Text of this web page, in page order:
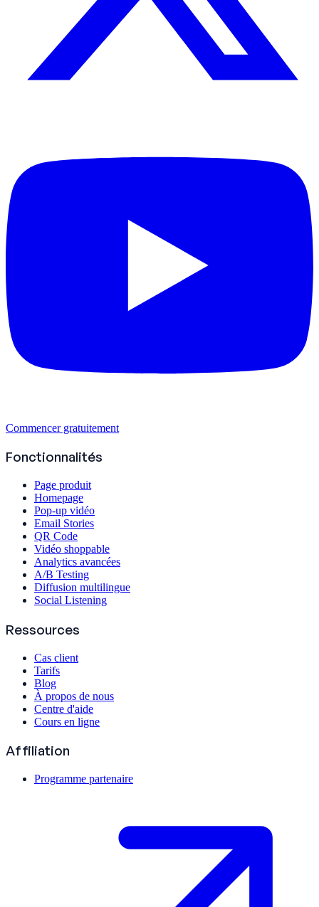
Commencer gratuitement
Fonctionnalités
Page produit
Homepage
Pop-up vidéo
Email Stories
QR Code
Vidéo shoppable
Analytics avancées
A/B Testing
Diffusion multilingue
Social Listening
Ressources
Cas client
Tarifs
Blog
À propos de nous
Centre d'aide
Cours en ligne
Affiliation
Programme partenaire